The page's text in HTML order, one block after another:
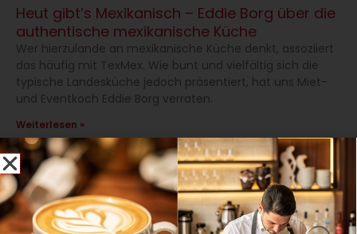
Heut gibt’s Mexikanisch – Eddie Borg über die
authentische mexikanische Küche
Wer hierzulande an mexikanische Küche denkt, assoziiert
das häufig mit TexMex. Wie bunt und vielfältig sich die
typische Landesküche jedoch präsentiert, hat uns Miet-
und Eventkoch Eddie Borg verraten.
Weiterlesen »